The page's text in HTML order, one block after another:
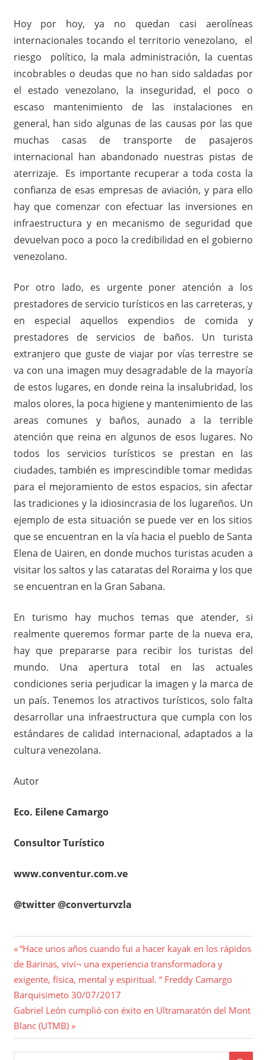
Hoy por hoy, ya no quedan casi aerolíneas
internacionales tocando el territorio venezolano, el
riesgo político, la mala administración, la cuentas
incobrables o deudas que no han sido saldadas por
el estado venezolano, la inseguridad, el poco o
escaso mantenimiento de las instalaciones en
general, han sido algunas de las causas por las que
muchas casas de transporte de pasajeros
internacional han abandonado nuestras pistas de
aterrizaje. Es importante recuperar a toda costa la
confianza de esas empresas de aviación, y para ello
hay que comenzar con efectuar las inversiones en
infraestructura y en mecanismo de seguridad que
devuelvan poco a poco la credibilidad en el gobierno
venezolano.
Por otro lado, es urgente poner atención a los
prestadores de servicio turísticos en las carreteras, y
en especial aquellos expendios de comida y
prestadores de servicios de baños. Un turista
extranjero que guste de viajar por vías terrestre se
va con una imagen muy desagradable de la mayoría
de estos lugares, en donde reina la insalubridad, los
malos olores, la poca higiene y mantenimiento de las
areas comunes y baños, aunado a la terrible
atención que reina en algunos de esos lugares. No
todos los servicios turísticos se prestan en las
ciudades, también es imprescindible tomar medidas
para el mejoramiento de estos espacios, sin afectar
las tradiciones y la idiosincrasia de los lugareños. Un
ejemplo de esta situación se puede ver en los sitios
que se encuentran en la vía hacia el pueblo de Santa
Elena de Uairen, en donde muchos turistas acuden a
visitar los saltos y las cataratas del Roraima y los que
se encuentran en la Gran Sabana.
En turismo hay muchos temas que atender, si
realmente queremos formar parte de la nueva era,
hay que prepararse para recibir los turistas del
mundo. Una apertura total en las actuales
condiciones seria perjudicar la imagen y la marca de
un país. Tenemos los atractivos turísticos, solo falta
desarrollar una infraestructura que cumpla con los
estándares de calidad internacional, adaptados a la
cultura venezolana.
Autor
Eco. Eilene Camargo
Consultor Turístico
www.conventur.com.ve
@twitter @converturvzla
Navegación
de
entradas
Entrada
anterior:
“Hace unos años cuando fui a hacer kayak en los rápidos
de Barinas, viví¬ una experiencia transformadora y
exigente, física, mental y espiritual. “ Freddy Camargo
Barquisimeto 30/07/2017
Entrada
siguiente:
Gabriel León cumplió con éxito en Ultramaratón del Mont
Blanc (UTMB)